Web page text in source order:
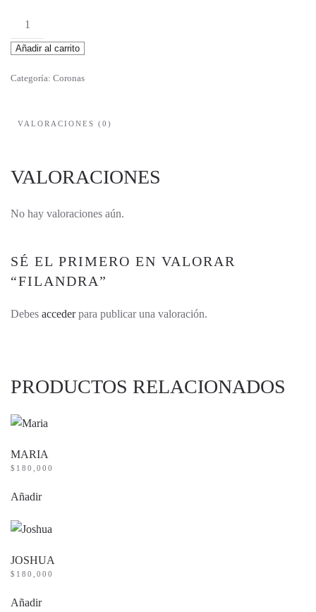
Filandra
cantidad
Añadir al carrito
Categoría: Coronas
VALORACIONES (0)
VALORACIONES
No hay valoraciones aún.
SÉ EL PRIMERO EN VALORAR
“FILANDRA”
Debes accederpara publicar una valoración.
PRODUCTOS RELACIONADOS
MARIA
$ 180,000
Añadir
JOSHUA
$ 180,000
Añadir